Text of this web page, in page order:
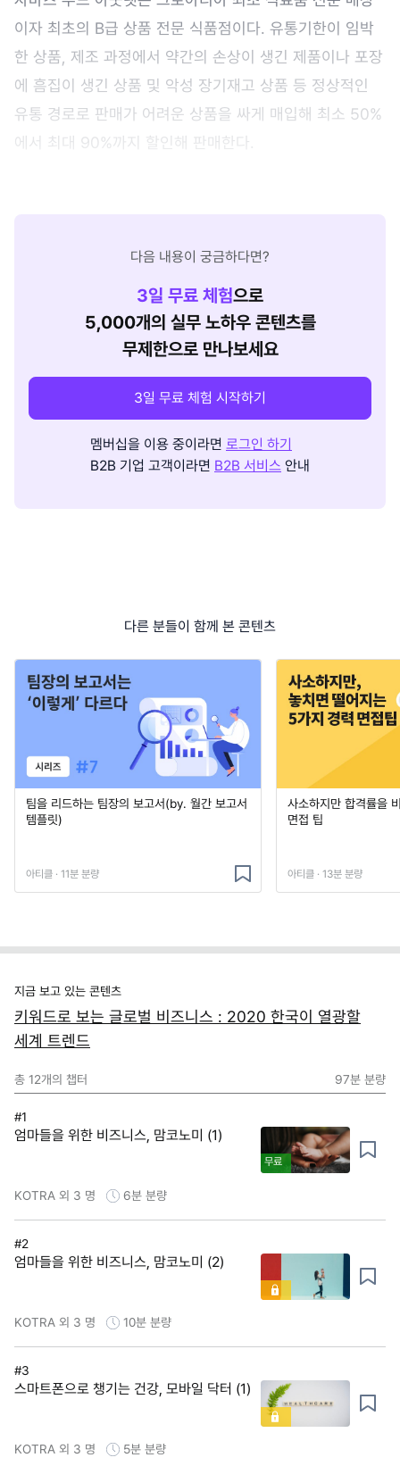
이자 최초의 B급 상품 전문 식품점이다. 유통기한이 임박
한 상품, 제조 과정에서 약간의 손상이 생긴 제품이나 포장
에 흠집이 생긴 상품 및 악성 장기재고 상품 등 정상적인
유통 경로로 판매가 어려운 상품을 싸게 매입해 최소 50%
에서 최대 90%까지 할인해 판매한다.
다음 내용이 궁금하다면?
3일 무료 체험으로
5,000개의 실무 노하우 콘텐츠를
무제한으로 만나보세요
3일 무료 체험 시작하기
멤버십을 이용 중이라면 로그인 하기
B2B 기업 고객이라면 B2B 서비스 안내
다른 분들이 함께 본 콘텐츠
팀을 리드하는 팀장의 보고서(by. 월간 보고서
템플릿)
아티클 · 11분 분량
사소하지만 합격률을
면접 팁
아티클 · 13분 분량
지금 보고 있는 콘텐츠
키워드로 보는 글로벌 비즈니스 : 2020 한국이 열광할
세계 트렌드
총 12개의 챕터 97분 분량
#1
엄마들을 위한 비즈니스, 맘코노미 (1)
무료
KOTRA 외 3 명 6분 분량
#2
엄마들을 위한 비즈니스, 맘코노미 (2)
KOTRA 외 3 명 10분 분량
#3
스마트폰으로 챙기는 건강, 모바일 닥터 (1)
KOTRA 외 3 명 5분 분량